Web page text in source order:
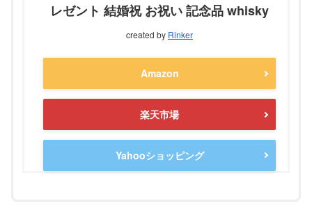
レゼント 結婚祝 お祝い 記念品 whisky
created by Rinker
Amazon
楽天市場
Yahooショッピング